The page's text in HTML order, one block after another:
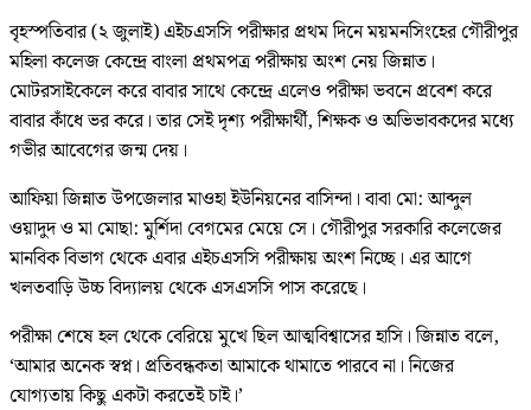
বৃহস্পতিবার (২ জুলাই) এইচএসসি পরীক্ষার প্রথম দিনে ময়মনসিংহের গৌরীপুর
মহিলা কলেজ কেন্দ্রে বাংলা প্রথমপত্র পরীক্ষায় অংশ নেয় জিন্নাত।
মোটরসাইকেলে করে বাবার সাথে কেন্দ্রে এলেও পরীক্ষা ভবনে প্রবেশ করে
বাবার কাঁধে ভর করে। তার সেই দৃশ্য পরীক্ষার্থী, শিক্ষক ও অভিভাবকদের মধ্যে
গভীর আবেগের জন্ম দেয়।
আফিয়া জিন্নাত উপজেলার মাওহা ইউনিয়নের বাসিন্দা। বাবা মো: আব্দুল
ওয়াদুদ ও মা মোছা: মুর্শিদা বেগমের মেয়ে সে। গৌরীপুর সরকারি কলেজের
মানবিক বিভাগ থেকে এবার এইচএসসি পরীক্ষায় অংশ নিচ্ছে। এর আগে
খলতবাড়ি উচ্চ বিদ্যালয় থেকে এসএসসি পাস করেছে।
পরীক্ষা শেষে হল থেকে বেরিয়ে মুখে ছিল আত্মবিশ্বাসের হাসি। জিন্নাত বলে,
‘আমার অনেক স্বপ্ন। প্রতিবন্ধকতা আমাকে থামাতে পারবে না। নিজের
যোগ্যতায় কিছু একটা করতেই চাই।’